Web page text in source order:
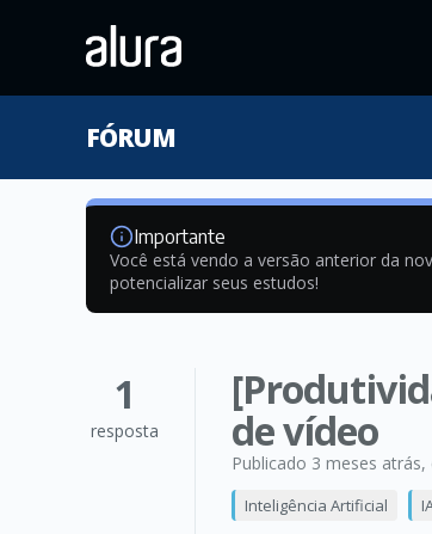
FÓRUM
Importante
Você está vendo a versão anterior da
potencializar seus estudos!
1
resposta
de vídeo
Publicado 3 meses atrás,
Inteligência Artificial